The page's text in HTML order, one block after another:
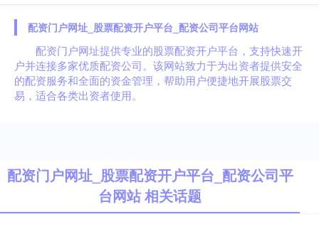
配资门户网址_股票配资开户平台_配资公司平台网站
配资门户网址提供专业的股票配资开户平台，支持快速开
户并连接多家优质配资公司。该网站致力于为出资者提供安全
的配资服务和全面的资金管理，帮助用户便捷地开展股票交
易，适合各类出资者使用。
配资门户网址_股票配资开户平台_配资公司平
台网站 相关话题